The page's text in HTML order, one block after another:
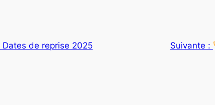
Dates de reprise 2025 Suivante :